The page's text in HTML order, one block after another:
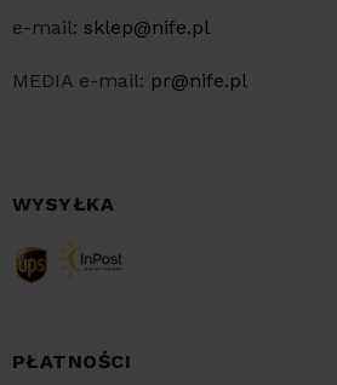
e-mail: sklep@nife.pl
MEDIA e-mail: pr@nife.pl
WYSYŁKA
PŁATNOŚCI